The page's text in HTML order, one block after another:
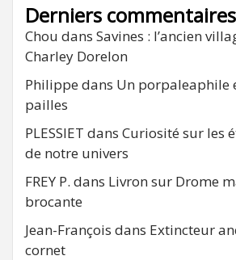
Derniers commentaires
Chou dans Savines : l’ancien
Charley Dorelon
Philippe dans Un porpaleaphile
pailles
PLESSIET dans Curiosité sur les
de notre univers
FREY P. dans Livron sur Drome
brocante
Jean-François dans Extincteur
cornet